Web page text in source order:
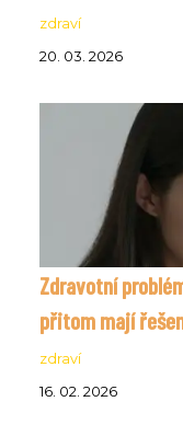
zdraví
20. 03. 2026
Zdravotní
přitom mají
zdraví
16. 02. 2026